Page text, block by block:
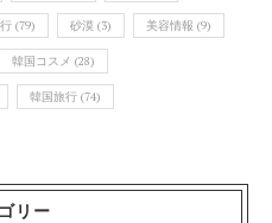
(79) 砂漠 (3) 美容情報 (9)
韓国コスメ (28)
韓国旅行 (74)
リー